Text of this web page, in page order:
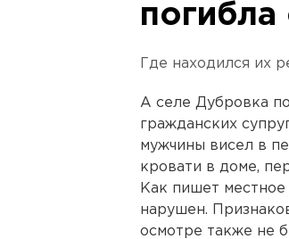
погибла
Где находился их
А селе Дубровка
гражданских
мужчины висел в
кровати в доме,
Как пишет
нарушен.
осмотре также не